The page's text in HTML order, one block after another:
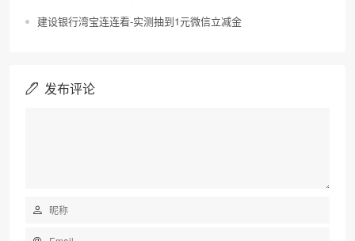
建设银行湾宝连连看-实测抽到1元微信立减金
发布评论